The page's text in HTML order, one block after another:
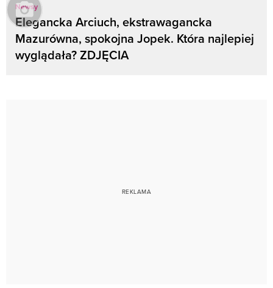
Newsy
Elegancka Arciuch, ekstrawagancka
Mazurówna, spokojna Jopek. Która najlepiej
wyglądała? ZDJĘCIA